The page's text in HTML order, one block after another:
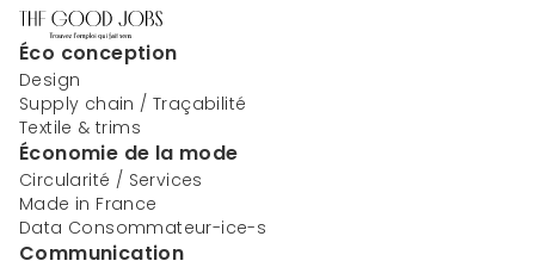
Éco conception
Design
Supply chain / Traçabilité
Textile & trims
Économie de la mode
Circularité / Services
Made in France
Data Consommateur-ice-s
Communication